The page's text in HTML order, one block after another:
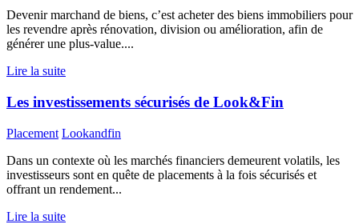
Devenir marchand de biens, c’est acheter des biens immobiliers pour
les revendre après rénovation, division ou amélioration, afin de
générer une plus-value....
Lire la suite
Les investissements sécurisés de Look&Fin
Placement Lookandfin
Dans un contexte où les marchés financiers demeurent volatils, les
investisseurs sont en quête de placements à la fois sécurisés et
offrant un rendement...
Lire la suite